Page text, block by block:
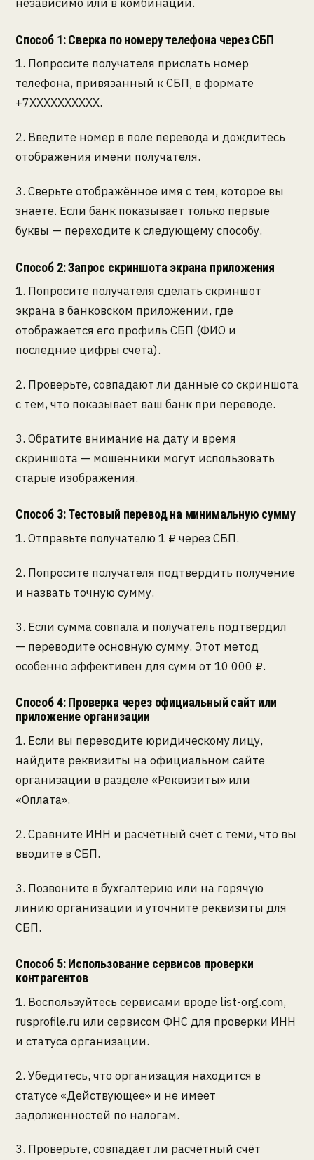
Способ 1: Сверка по номеру телефона через СБП
1. Попросите получателя прислать номер
телефона, привязанный к СБП, в формате
+7XXXXXXXXXX.
2. Введите номер в поле перевода и дождитесь
отображения имени получателя.
3. Сверьте отображённое имя с тем, которое вы
знаете. Если банк показывает только первые
буквы — переходите к следующему способу.
Способ 2: Запрос скриншота экрана приложения
1. Попросите получателя сделать скриншот
экрана в банковском приложении, где
отображается его профиль СБП (ФИО и
последние цифры счёта).
2. Проверьте, совпадают ли данные со скриншота
с тем, что показывает ваш банк при переводе.
3. Обратите внимание на дату и время
скриншота — мошенники могут использовать
старые изображения.
Способ 3: Тестовый перевод на минимальную сумму
1. Отправьте получателю 1 ₽ через СБП.
2. Попросите получателя подтвердить получение
и назвать точную сумму.
3. Если сумма совпала и получатель подтвердил
— переводите основную сумму. Этот метод
особенно эффективен для сумм от 10 000 ₽.
Способ 4: Проверка через официальный сайт или
приложение организации
1. Если вы переводите юридическому лицу,
найдите реквизиты на официальном сайте
организации в разделе «Реквизиты» или
«Оплата».
2. Сравните ИНН и расчётный счёт с теми, что вы
вводите в СБП.
3. Позвоните в бухгалтерию или на горячую
линию организации и уточните реквизиты для
СБП.
Способ 5: Использование сервисов проверки
контрагентов
1. Воспользуйтесь сервисами вроде list-org.com,
rusprofile.ru или сервисом ФНС для проверки ИНН
и статуса организации.
2. Убедитесь, что организация находится в
статусе «Действующее» и не имеет
задолженностей по налогам.
3. Проверьте, совпадает ли расчётный счёт